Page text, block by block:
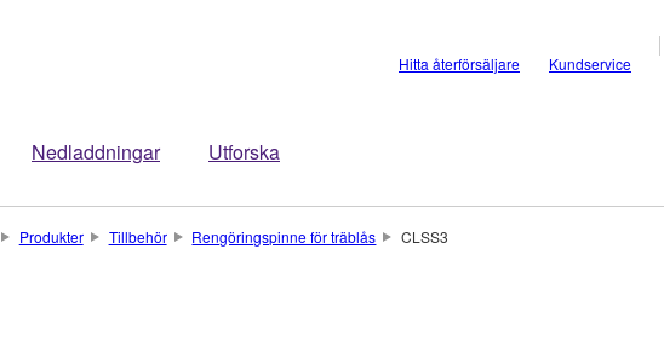
Nedladdningar Utforska
Hitta återförsäljare Kundservice
Produkter Tillbehör Rengöringspinne för träblås CLSS3